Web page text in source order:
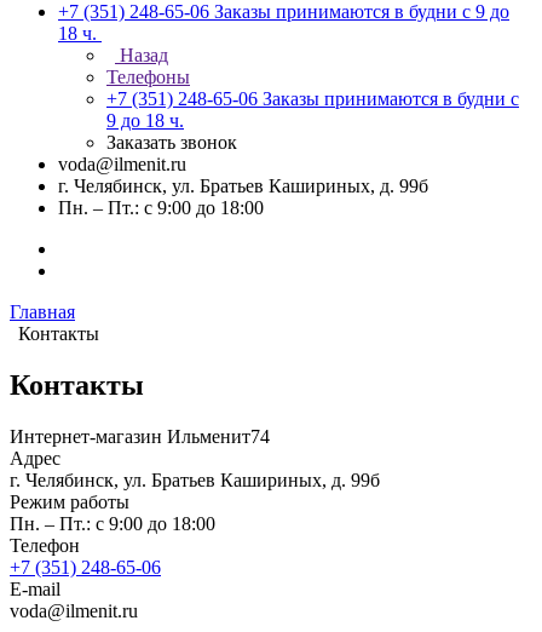
+7 (351) 248-65-06 Заказы принимаются в будни с 9 до
18 ч.
Назад
Телефоны
+7 (351) 248-65-06 Заказы принимаются в будни с
9 до 18 ч.
Заказать звонок
voda@ilmenit.ru
г. Челябинск, ул. Братьев Кашириных, д. 99б
Пн. – Пт.: с 9:00 до 18:00
Главная
Контакты
Контакты
Интернет-магазин Ильменит74
Адрес
г. Челябинск, ул. Братьев Кашириных, д. 99б
Режим работы
Пн. – Пт.: с 9:00 до 18:00
Телефон
+7 (351) 248-65-06
E-mail
voda@ilmenit.ru